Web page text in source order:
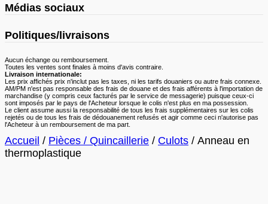
Médias sociaux
Politiques/livraisons
Aucun échange ou remboursement.
Toutes les ventes sont finales à moins d'avis contraire.
Livraison internationale:
Les prix affichés prix n'inclut pas les taxes, ni les tarifs douaniers ou autre frais connexe.
AM/PM n'est pas responsable des frais de douane et des frais afférents à l'importation de
marchandise (y compris ceux facturés par le service de messagerie) puisque ceux-ci
sont imposés par le pays de l'Acheteur lorsque le colis n'est plus en ma possession.
Le client assume aussi la responsabilité de tous les frais supplémentaires sur les colis
rejetés ou de tous les frais de dédouanement refusés et agir comme ceci n'autorise pas
l'Acheteur à un remboursement de ma part.
Accueil / Pièces / Quincaillerie / Culots / Anneau en
thermoplastique